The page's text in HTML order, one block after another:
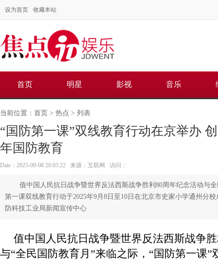
设为首页 收藏本站
首页 明星 影视 音乐
当前位置： 首页 > 热点 > 列表
“国防第一课”双线教育行动在京举办
年国防教育
Date：2025-09-08 20:03:22 来源：互联网 访问：
值中国人民抗日战争暨世界反法西斯战争胜利80周年纪念活动与
第一课双线教育行动于2025年9月8日至10日在北京市史家小学通州分
防科技工业局新闻宣传中心
值中国人民抗日战争暨世界反法西斯战争
与“全民国防教育月”来临之际，“国防第一课”